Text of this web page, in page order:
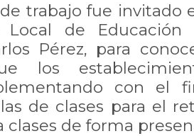
trabajo fue invitado
Local de Educación
Pérez, para
los
con el
de clases para el
clases de forma